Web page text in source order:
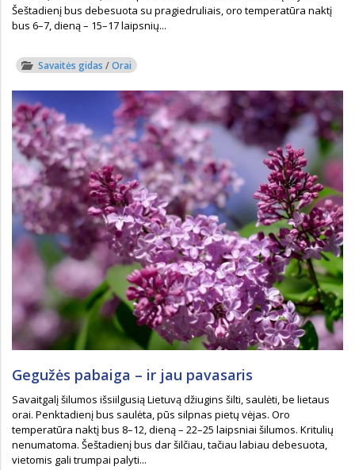
Šeštadienį bus debesuota su pragiedruliais, oro temperatūra naktį
bus 6–7, dieną – 15–17 laipsnių...
Savaitės gidas /Orai
Gegužės pabaiga – ir jau pavasaris
Savaitgalį šilumos išsiilgusią Lietuvą džiugins šilti, saulėti, be lietaus
orai. Penktadienį bus saulėta, pūs silpnas pietų vėjas. Oro
temperatūra naktį bus 8–12, dieną – 22–25 laipsniai šilumos. Kritulių
nenumatoma. Šeštadienį bus dar šilčiau, tačiau labiau debesuota,
vietomis gali trumpai palyti...